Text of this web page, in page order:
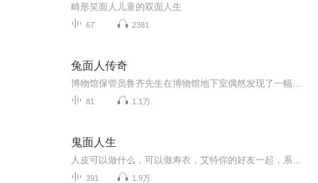
畸形笑面人儿童的双面人生
67 2381
兔面人传奇
81 1.1万
鬼面人生
391 1.9万